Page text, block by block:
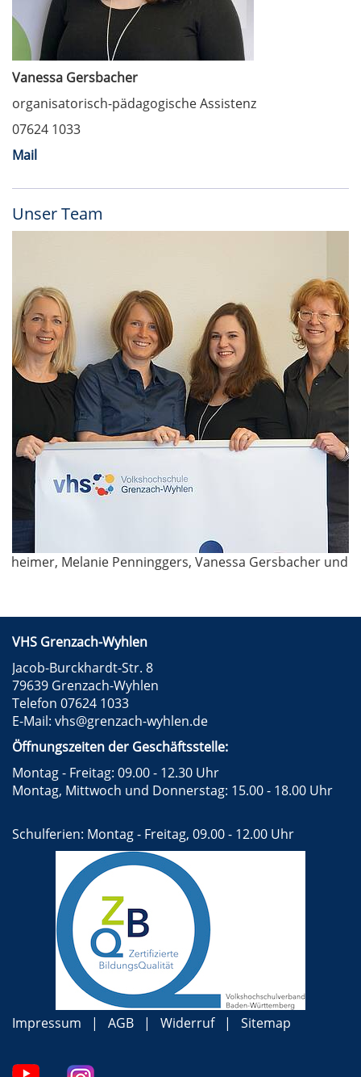
Vanessa Gersbacher
organisatorisch-pädagogische Assistenz
07624 1033
Mail
Unser Team
Melanie Penninggers, Vanessa Gersbacher und
VHS Grenzach-Wyhlen
Jacob-Burckhardt-Str. 8
79639 Grenzach-Wyhlen
Telefon 07624 1033
E-Mail: vhs@grenzach-wyhlen.de
Öffnungszeiten der Geschäftsstelle:
Montag - Freitag: 09.00 - 12.30 Uhr
Montag, Mittwoch und Donnerstag: 15.00 - 18.00 Uhr
Schulferien: Montag - Freitag, 09.00 - 12.00 Uhr
Impressum AGB Widerruf Sitemap